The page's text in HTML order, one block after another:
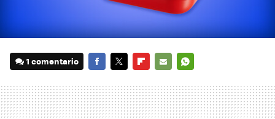
1 comentario
MAIL